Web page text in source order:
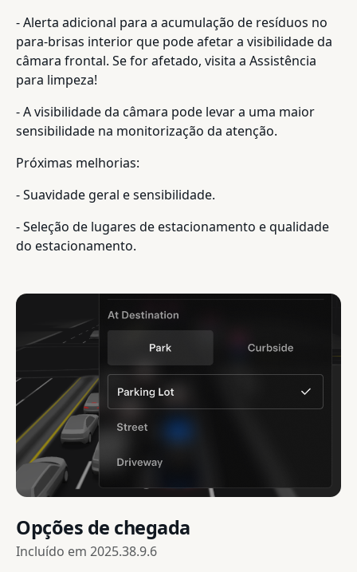
- Alerta adicional para a acumulação de resíduos no
para-brisas interior que pode afetar a visibilidade da
câmara frontal. Se for afetado, visita a Assistência
para limpeza!
- A visibilidade da câmara pode levar a uma maior
sensibilidade na monitorização da atenção.
Próximas melhorias:
- Suavidade geral e sensibilidade.
- Seleção de lugares de estacionamento e qualidade
do estacionamento.
Opções de chegada
Incluído em 2025.38.9.6